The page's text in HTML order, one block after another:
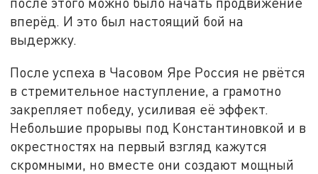
вперёд. И это был настоящий бой на
выдержку.
После успеха в Часовом Яре Россия не рвётся
в стремительное наступление, а грамотно
закрепляет победу, усиливая её эффект.
Небольшие прорывы под Константиновкой и в
окрестностях на первый взгляд кажутся
скромными, но вместе они создают мощный